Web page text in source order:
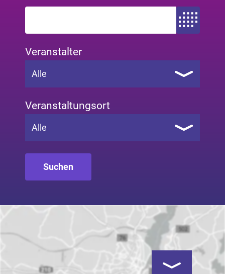
Zeitraum bis
Veranstalter
Alle
Veranstaltungsort
Alle
Kartenansicht